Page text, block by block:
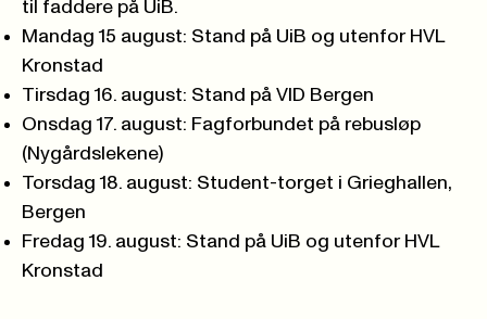
til faddere på UiB.
Mandag 15 august: Stand på UiB og utenfor HVL
Kronstad
Tirsdag 16. august: Stand på VID Bergen
Onsdag 17. august: Fagforbundet på rebusløp
(Nygårdslekene)
Torsdag 18. august: Student-torget i Grieghallen,
Bergen
Fredag 19. august: Stand på UiB og utenfor HVL
Kronstad